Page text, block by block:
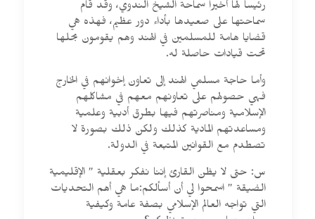
رئيساً لها أخيراً سماحة الشيخ الندوي، وقد قام
سماحتها على صعيدها بأداء دور عظيم، فهذه هي
قضايا هامة للمسلمين في الهند وهم يقومون بحلها
تحت قيادات حاصلة له.
وأما حاجة مسلمي الهند إلى تعاون إخوانهم في الخارج
فهي حصولهم على تعاونهم معهم في مشاكلهم
الإسلامية ومناصرتهم فيها بطرق أدبية وعلمية
ومساعدتهم المادية كذلك ولكن ذلك بصورة لا
تصطدم مع القوانين المتبعة في الدولة.
س: حتى لا يظن القارئ إننا نفكر بعقلية ” الإقليمية
الضيقة ” اسمحوا لي أن أسألكم:ما هي أهم التحديات
التي تواجه العالم الإسلامي بصفة عامة وكيفية